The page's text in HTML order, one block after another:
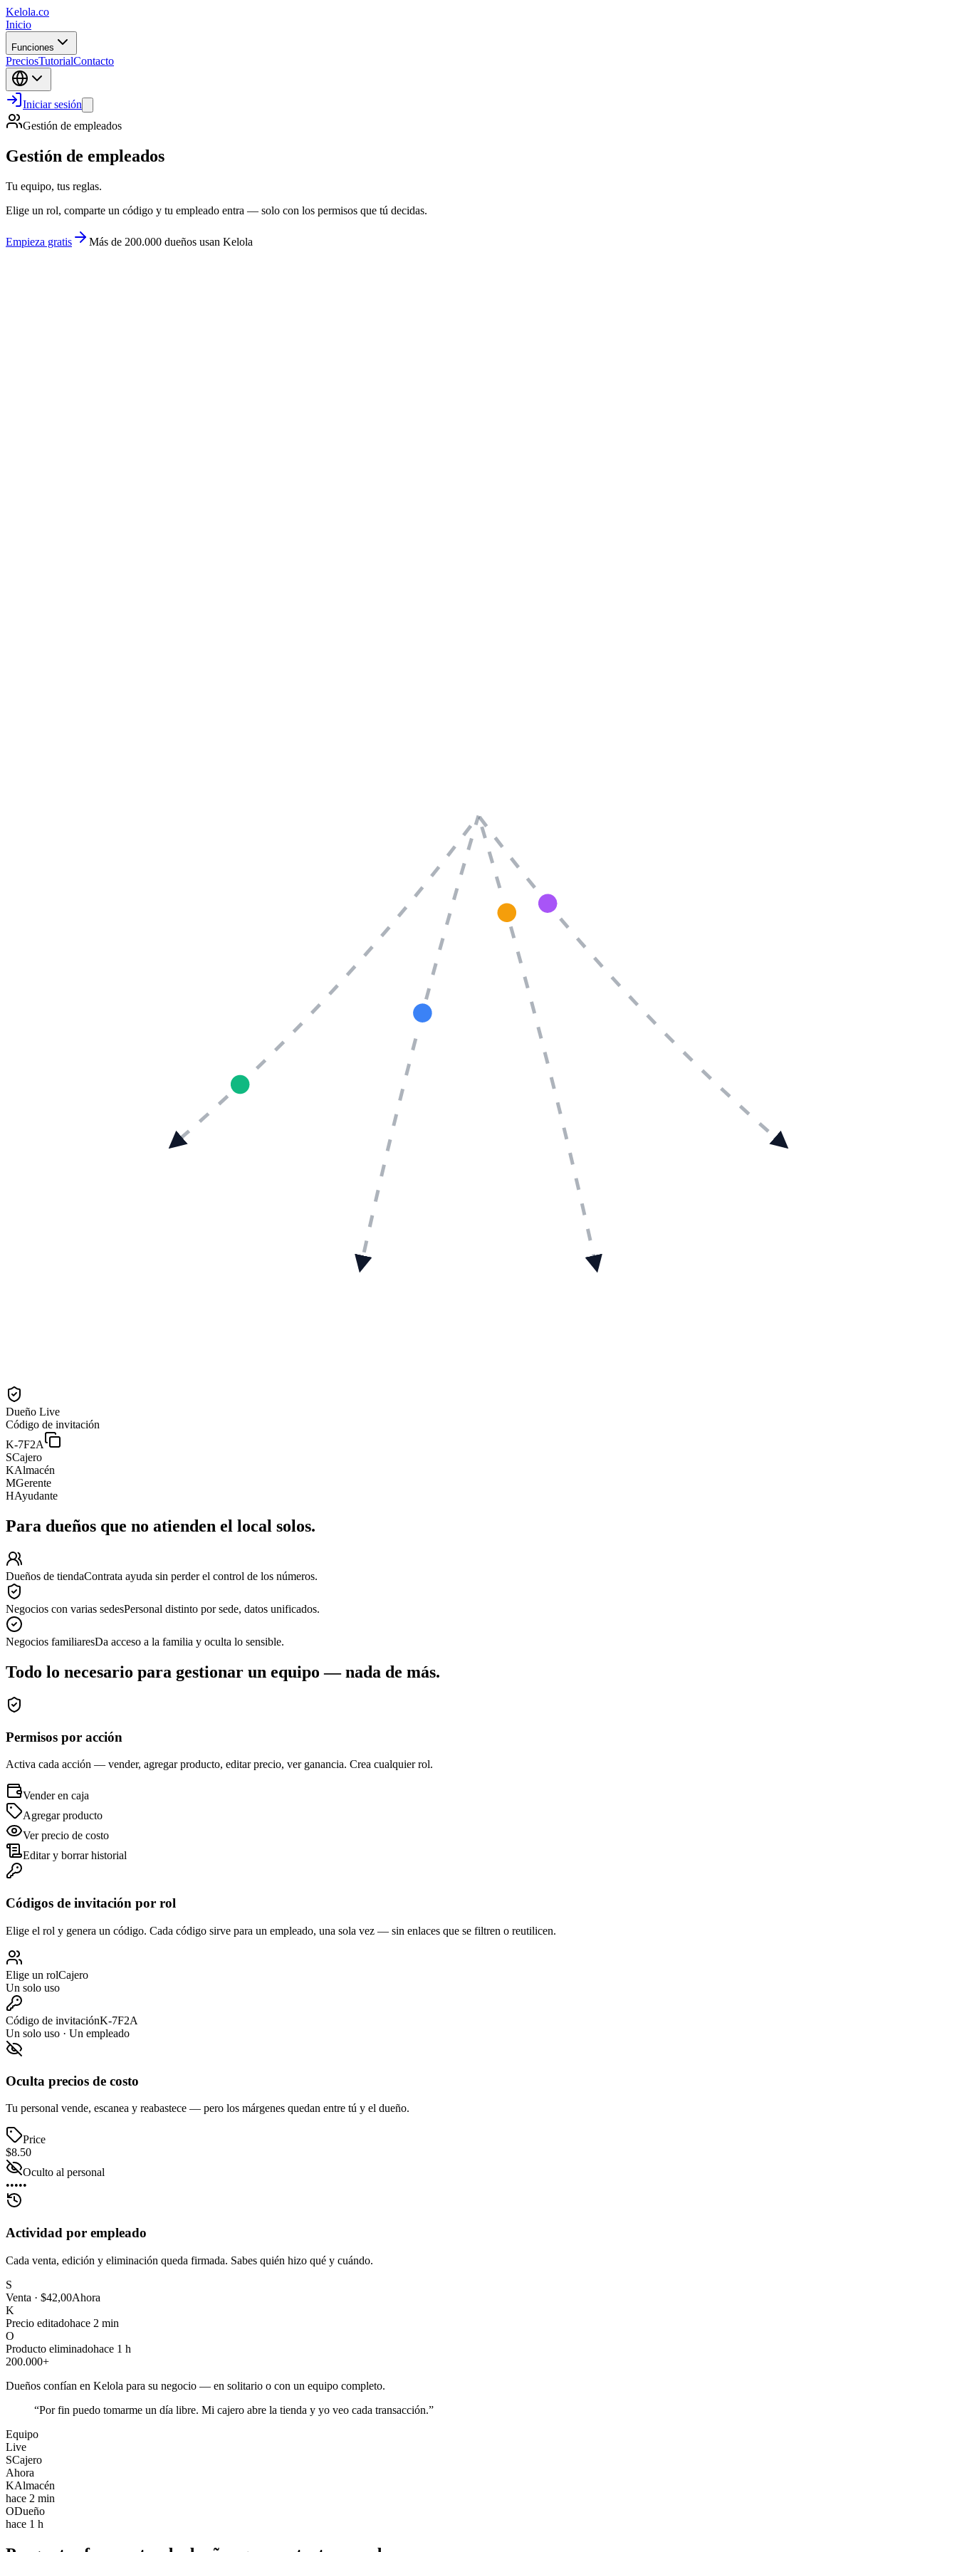
Kelola.co
Inicio
Funciones
PreciosTutorialContacto
Iniciar sesión
Gestión de empleados
Gestión de empleados
Tu equipo, tus reglas.
Elige un rol, comparte un código y tu empleado entra — solo con los permisos que tú decidas.
Empieza gratis Más de 200.000 dueños usan Kelola
Dueño Live
Código de invitación
K-7F2A
SCajero
KAlmacén
MGerente
HAyudante
Para dueños que no atienden el local solos.
Dueños de tiendaContrata ayuda sin perder el control de los números.
Negocios con varias sedesPersonal distinto por sede, datos unificados.
Negocios familiaresDa acceso a la familia y oculta lo sensible.
Todo lo necesario para gestionar un equipo — nada de más.
Permisos por acción
Activa cada acción — vender, agregar producto, editar precio, ver ganancia. Crea cualquier rol.
Vender en caja
Agregar producto
Ver precio de costo
Editar y borrar historial
Códigos de invitación por rol
Elige el rol y genera un código. Cada código sirve para un empleado, una sola vez — sin enlaces que se filtren o reutilicen.
Elige un rolCajero
Un solo uso
Código de invitaciónK-7F2A
Un solo uso · Un empleado
Oculta precios de costo
Tu personal vende, escanea y reabastece — pero los márgenes quedan entre tú y el dueño.
Price
$8.50
Oculto al personal
•••••
Actividad por empleado
Cada venta, edición y eliminación queda firmada. Sabes quién hizo qué y cuándo.
S
Venta · $42,00Ahora
K
Precio editadohace 2 min
O
Producto eliminadohace 1 h
200.000+
Dueños confían en Kelola para su negocio — en solitario o con un equipo completo.
“Por fin puedo tomarme un día libre. Mi cajero abre la tienda y yo veo cada transacción.”
Equipo
Live
SCajero
Ahora
KAlmacén
hace 2 min
ODueño
hace 1 h